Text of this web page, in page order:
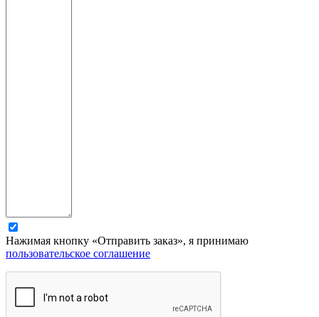
Нажимая кнопку «Отправить заказ», я принимаю
пользовательское соглашение